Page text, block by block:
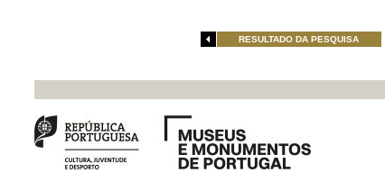
RESULTADO DA PESQUISA